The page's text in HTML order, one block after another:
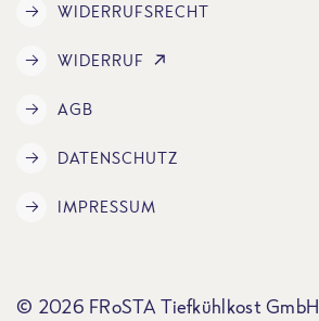
WIDERRUFSRECHT
WIDERRUF
AGB
DATENSCHUTZ
IMPRESSUM
© 2026 FRoSTA Tiefkühlkost GmbH